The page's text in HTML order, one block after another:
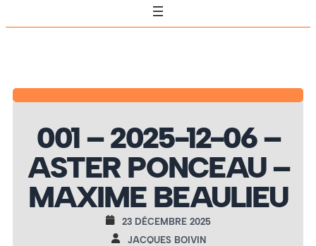
001 – 2025-12-06 –
ASTER PONCEAU –
MAXIME BEAULIEU
23 DÉCEMBRE 2025
JACQUES BOIVIN